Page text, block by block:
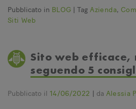
Pubblicato in BLOG |TagAzienda,
Siti Web
Sito web efficace,
seguendo 5
Pubblicato il 14/06/2022 da Alessia